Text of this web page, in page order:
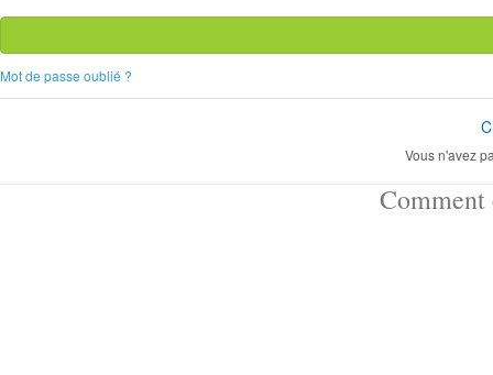
Mot de passe oublié ?
Vous n'avez
Comment